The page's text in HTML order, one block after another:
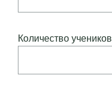
Количество учеников